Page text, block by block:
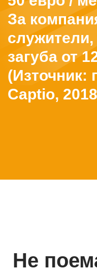
За
служители,
загуба от
(Източник:
Сaptio,
Не